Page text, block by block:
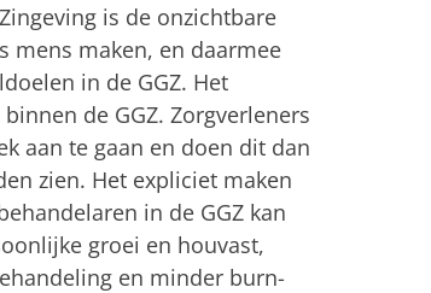
is de onzichtbare
mens maken, en daarmee
in de GGZ. Het
de GGZ. Zorgverleners
aan te gaan en doen dit dan
zien. Het expliciet maken
in de GGZ kan
groei en houvast,
en minder burn-